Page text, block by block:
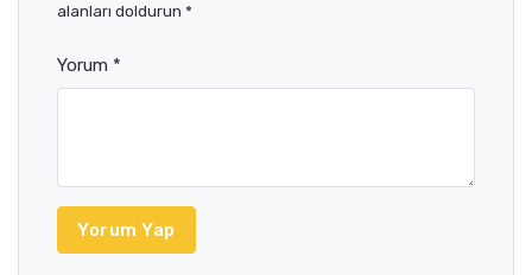
alanları doldurun *
Yorum *
Yorum Yap